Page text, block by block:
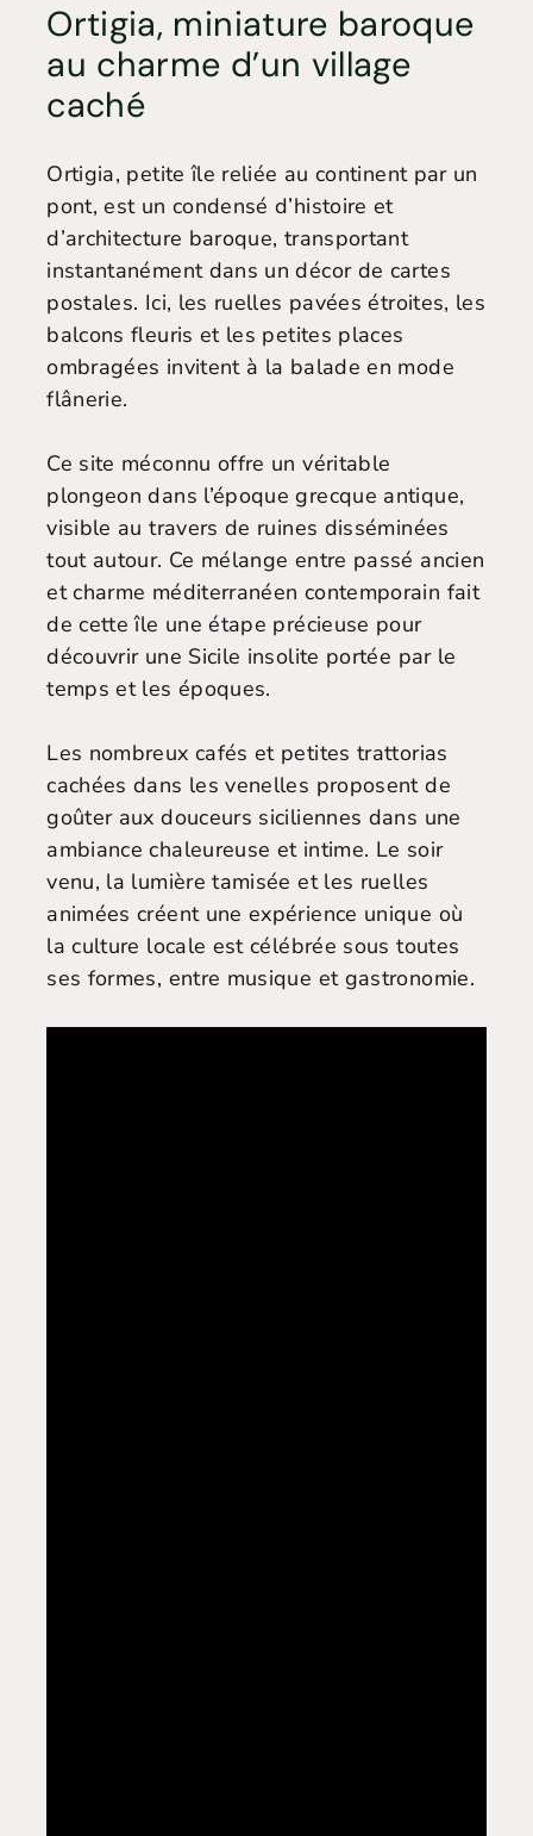
Ortigia, miniature baroque
au charme d’un village
caché
Ortigia, petite île reliée au continent par un
pont, est un condensé d’histoire et
d’architecture baroque, transportant
instantanément dans un décor de cartes
postales. Ici, les ruelles pavées étroites, les
balcons fleuris et les petites places
ombragées invitent à la balade en mode
flânerie.
Ce site méconnu offre un véritable
plongeon dans l’époque grecque antique,
visible au travers de ruines disséminées
tout autour. Ce mélange entre passé ancien
et charme méditerranéen contemporain fait
de cette île une étape précieuse pour
découvrir une Sicile insolite portée par le
temps et les époques.
Les nombreux cafés et petites trattorias
cachées dans les venelles proposent de
goûter aux douceurs siciliennes dans une
ambiance chaleureuse et intime. Le soir
venu, la lumière tamisée et les ruelles
animées créent une expérience unique où
la culture locale est célébrée sous toutes
ses formes, entre musique et gastronomie.